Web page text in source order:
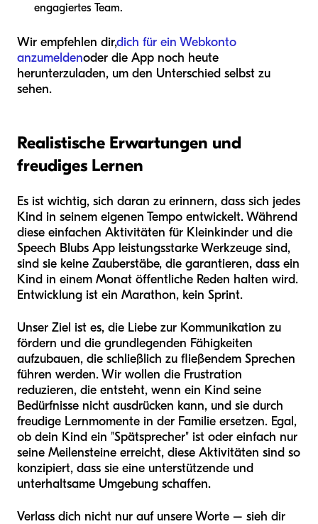
engagiertes Team.
Wir empfehlen dir,dich für ein Webkonto
anzumeldenoder die App noch heute
herunterzuladen, um den Unterschied selbst zu
sehen.
Realistische Erwartungen und
freudiges Lernen
Es ist wichtig, sich daran zu erinnern, dass sich jedes
Kind in seinem eigenen Tempo entwickelt. Während
diese einfachen Aktivitäten für Kleinkinder und die
Speech Blubs App leistungsstarke Werkzeuge sind,
sind sie keine Zauberstäbe, die garantieren, dass ein
Kind in einem Monat öffentliche Reden halten wird.
Entwicklung ist ein Marathon, kein Sprint.
Unser Ziel ist es, die Liebe zur Kommunikation zu
fördern und die grundlegenden Fähigkeiten
aufzubauen, die schließlich zu fließendem Sprechen
führen werden. Wir wollen die Frustration
reduzieren, die entsteht, wenn ein Kind seine
Bedürfnisse nicht ausdrücken kann, und sie durch
freudige Lernmomente in der Familie ersetzen. Egal,
ob dein Kind ein "Spätsprecher" ist oder einfach nur
seine Meilensteine erreicht, diese Aktivitäten sind so
konzipiert, dass sie eine unterstützende und
unterhaltsame Umgebung schaffen.
Verlass dich nicht nur auf unsere Worte – sieh dir